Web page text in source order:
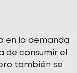
en la demanda
de consumir el
también se